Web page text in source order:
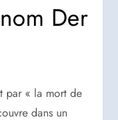
Der
par « la mort de
dans un